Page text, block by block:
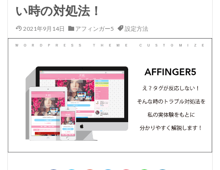
い時の対処法！
2021年9月14日 アフィンガー5 設定方法